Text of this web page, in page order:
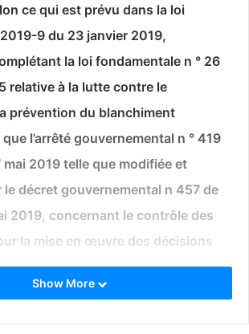
ce qui est prévu dans la loi
9 du 23 janvier 2019,
la loi fondamentale n ° 26
relative à la lutte contre le
prévention du blanchiment
l’arrêté gouvernemental n ° 419
mai 2019 telle que modifiée et
le décret gouvernemental n 457 de
2019, concernant le contrôle des
la mise en œuvre des décisions
compétentes des Nations Unies
du financement du
Show More